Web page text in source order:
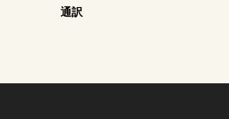
通訳